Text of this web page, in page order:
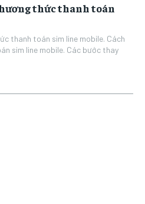
thức thanh toán
thanh toán sim line mobile. Cách
sim line mobile. Các bước thay